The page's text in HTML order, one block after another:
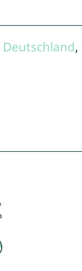
Deutschland,